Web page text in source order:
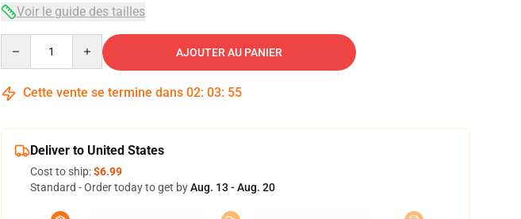
Voir le guide des tailles
AJOUTER AU PANIER
Cette vente se termine dans 02: 03: 54
Deliver to United States
Cost to ship:$6.99
Standard - Order today to get byAug. 13 - Aug. 20